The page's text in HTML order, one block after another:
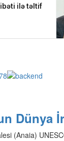
Dünya
(Anaia)